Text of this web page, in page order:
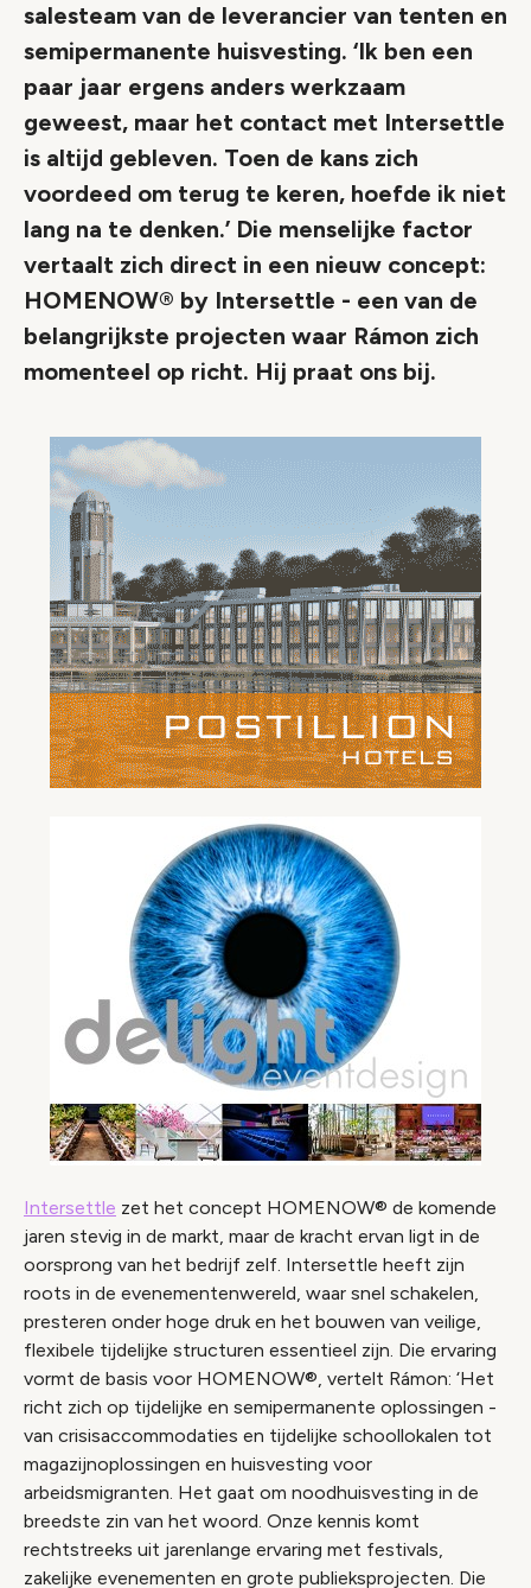
salesteam van de leverancier van tenten en
semipermanente huisvesting. ‘Ik ben een
paar jaar ergens anders werkzaam
geweest, maar het contact met Intersettle
is altijd gebleven. Toen de kans zich
voordeed om terug te keren, hoefde ik niet
lang na te denken.’ Die menselijke factor
vertaalt zich direct in een nieuw concept:
HOMENOW® by Intersettle - een van de
belangrijkste projecten waar Rámon zich
momenteel op richt. Hij praat ons bij.
Intersettle zet het concept HOMENOW® de komende
jaren stevig in de markt, maar de kracht ervan ligt in de
oorsprong van het bedrijf zelf. Intersettle heeft zijn
roots in de evenementenwereld, waar snel schakelen,
presteren onder hoge druk en het bouwen van veilige,
flexibele tijdelijke structuren essentieel zijn. Die ervaring
vormt de basis voor HOMENOW®, vertelt Rámon: ‘Het
richt zich op tijdelijke en semipermanente oplossingen -
van crisisaccommodaties en tijdelijke schoollokalen tot
magazijnoplossingen en huisvesting voor
arbeidsmigranten. Het gaat om noodhuisvesting in de
breedste zin van het woord. Onze kennis komt
rechtstreeks uit jarenlange ervaring met festivals,
zakelijke evenementen en grote publieksprojecten. Die